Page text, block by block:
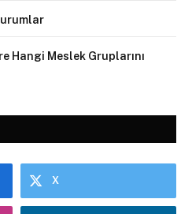
Hangi Meslek Gruplarını
X